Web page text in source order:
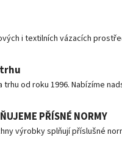
i textilních vázacích
trhu od roku 1996. Nabízíme
PŘÍSNÉ NORMY
výrobky splňují příslušné